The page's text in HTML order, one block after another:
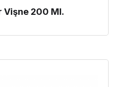
Vişne 200 Ml.